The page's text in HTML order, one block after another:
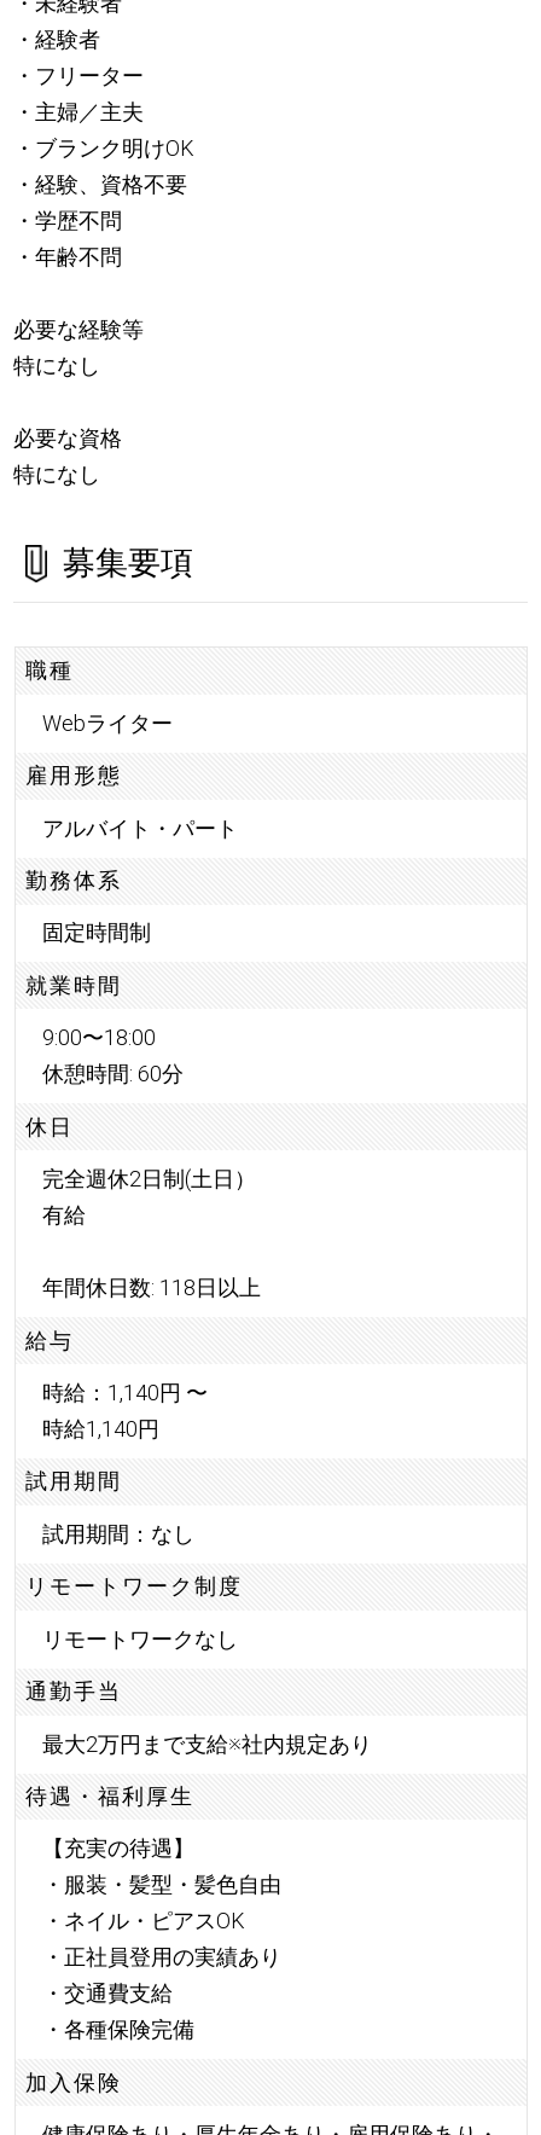
・経験者
・フリーター
・主婦／主夫
・ブランク明けOK
・経験、資格不要
・学歴不問
・年齢不問
必要な経験等
特になし
必要な資格
特になし
募集要項
職種
Webライター
雇用形態
アルバイト・パート
勤務体系
固定時間制
就業時間
9:00〜18:00
休憩時間: 60分
休日
完全週休2日制(土日）
有給
年間休日数: 118日以上
給与
時給：1,140円 〜
時給1,140円
試用期間
試用期間：なし
リモートワーク制度
リモートワークなし
通勤手当
最大2万円まで支給※社内規定あり
待遇・福利厚生
【充実の待遇】
・服装・髪型・髪色自由
・ネイル・ピアスOK
・正社員登用の実績あり
・交通費支給
・各種保険完備
加入保険